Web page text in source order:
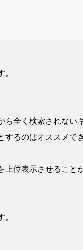
ら全く検索されない
するのはオススメで
上位表示させること